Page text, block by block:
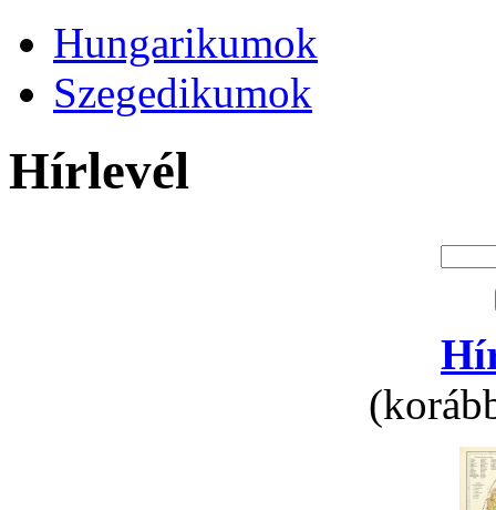
Hungarikumok
Szegedikumok
Hírlevél